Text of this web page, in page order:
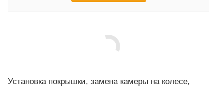
Установка покрышки, замена камеры на колесе,